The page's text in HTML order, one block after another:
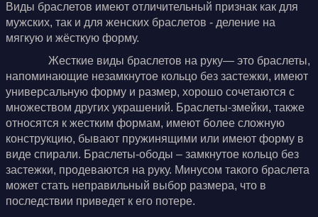
Виды браслетов имеют отличительный признак как для
мужских, так и для женских браслетов - деление на
мягкую и жёсткую форму.
Жесткие виды браслетов на руку— это браслеты,
напоминающие незамкнутое кольцо без застежки, имеют
универсальную форму и размер, хорошо сочетаются с
множеством других украшений. Браслеты-змейки, также
относятся к жестким формам, имеют более сложную
конструкцию, бывают пружинящими или имеют форму в
виде спирали. Браслеты-ободы – замкнутое кольцо без
застежки, продеваются на руку. Минусом такого браслета
может стать неправильный выбор размера, что в
последствии приведет к его потере.